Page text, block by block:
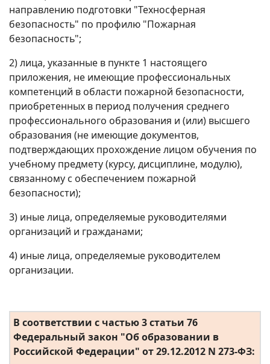
направлению подготовки "Техносферная
безопасность" по профилю "Пожарная
безопасность";
2) лица, указанные в пункте 1 настоящего
приложения, не имеющие профессиональных
компетенций в области пожарной безопасности,
приобретенных в период получения среднего
профессионального образования и (или) высшего
образования (не имеющие документов,
подтверждающих прохождение лицом обучения по
учебному предмету (курсу, дисциплине, модулю),
связанному с обеспечением пожарной
безопасности);
3) иные лица, определяемые руководителями
организаций и гражданами;
4) иные лица, определяемые руководителем
организации.
В соответствии с частью 3 статьи 76
Федеральный закон "Об образовании в
Российской Федерации" от 29.12.2012 N 273-ФЗ: